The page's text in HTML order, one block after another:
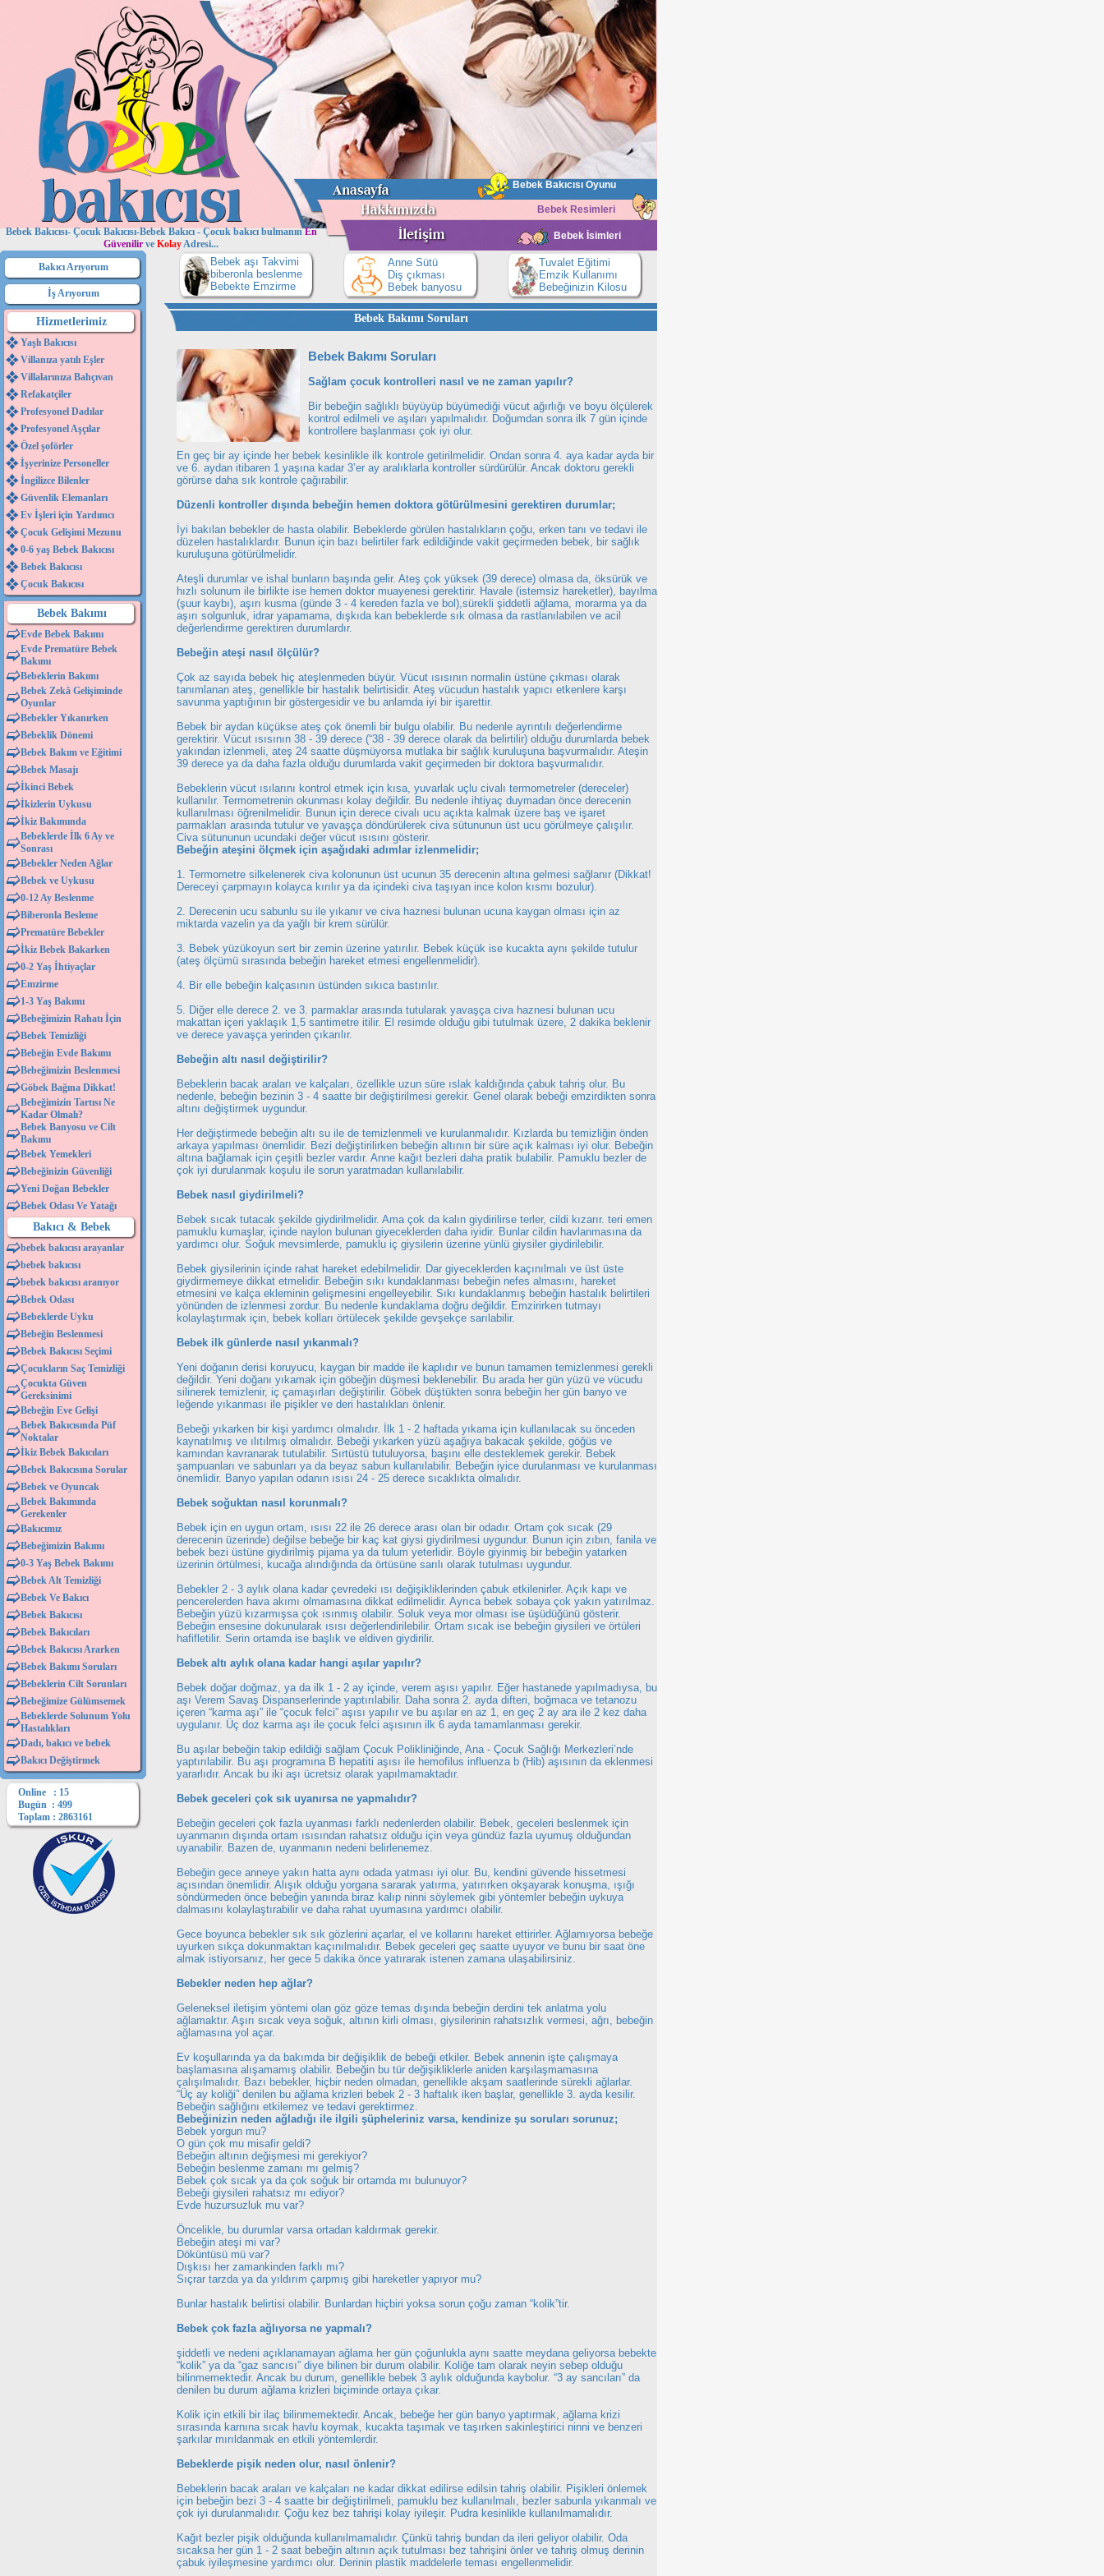
Bebek Bakıcısı Oyunu
Bebek Resimleri
Bebek Bakıcısı- Çocuk Bakıcısı-Bebek Bakıcı - Çocuk bakıcı bulmanınEn
Güvenilir ve KolayAdresi...
Bebek İsimleri
Bakıcı Arıyorum
İş Arıyorum
Hizmetlerimiz
Yaşlı Bakıcısı
Villanıza yatılı Eşler
Villalarınıza Bahçıvan
Refakatçiler
Profesyonel Dadılar
Profesyonel Aşçılar
Özel şoförler
İşyerinize Personeller
İngilizce Bilenler
Güvenlik Elemanları
Ev İşleri için Yardımcı
Çocuk Gelişimi Mezunu
0-6 yaş Bebek Bakıcısı
Bebek Bakıcısı
Çocuk Bakıcısı
Bebek Bakımı
Evde Bebek Bakımı
Evde Prematüre Bebek
Bakımı
Bebeklerin Bakımı
Bebek Zekâ Gelişiminde
Oyunlar
Bebekler Yıkanırken
Bebeklik Dönemi
Bebek Bakım ve Eğitimi
Bebek Masajı
İkinci Bebek
İkizlerin Uykusu
İkiz Bakımında
Bebeklerde İlk 6 Ay ve
Sonrası
Bebekler Neden Ağlar
Bebek ve Uykusu
0-12 Ay Beslenme
Biberonla Besleme
Prematüre Bebekler
İkiz Bebek Bakarken
0-2 Yaş İhtiyaçlar
Emzirme
1-3 Yaş Bakımı
Bebeğimizin Rahatı İçin
Bebek Temizliği
Bebeğin Evde Bakımı
Bebeğimizin Beslenmesi
Göbek Bağına Dikkat!
Bebeğimizin Tartısı Ne
Kadar Olmalı?
Bebek Banyosu ve Cilt
Bakımı
Bebek Yemekleri
Bebeğinizin Güvenliği
Yeni Doğan Bebekler
Bebek Odası Ve Yatağı
Bakıcı & Bebek
bebek bakıcısı arayanlar
bebek bakıcısı
bebek bakıcısı aranıyor
Bebek Odası
Bebeklerde Uyku
Bebeğin Beslenmesi
Bebek Bakıcısı Seçimi
Çocukların Saç Temizliği
Çocukta Güven
Gereksinimi
Bebeğin Eve Gelişi
Bebek Bakıcısında Püf
Noktalar
İkiz Bebek Bakıcıları
Bebek Bakıcısına Sorular
Bebek ve Oyuncak
Bebek Bakımında
Gerekenler
Bakıcımız
Bebeğimizin Bakımı
0-3 Yaş Bebek Bakımı
Bebek Alt Temizliği
Bebek Ve Bakıcı
Bebek Bakıcısı
Bebek Bakıcıları
Bebek Bakıcısı Ararken
Bebek Bakımı Soruları
Bebeklerin Cilt Sorunları
Bebeğimize Gülümsemek
Bebeklerde Solunum Yolu
Hastalıkları
Dadı, bakıcı ve bebek
Bakıcı Değiştirmek
Online : 15
Bugün : 499
Toplam : 2863161
Bebek aşı Takvimi
biberonla beslenme
Bebekte Emzirme
Anne Sütü
Diş çıkması
Bebek banyosu
Tuvalet Eğitimi
Emzik Kullanımı
Bebeğinizin Kilosu
Bebek Bakımı Soruları
Bebek Bakımı Soruları
Sağlam çocuk kontrolleri nasıl ve ne zaman yapılır?
Bir bebeğin sağlıklı büyüyüp büyümediği vücut ağırlığı ve boyu ölçülerek
kontrol edilmeli ve aşıları yapılmalıdır. Doğumdan sonra ilk 7 gün içinde
kontrollere başlanması çok iyi olur.
En geç bir ay içinde her bebek kesinlikle ilk kontrole getirilmelidir. Ondan sonra 4. aya kadar ayda bir
ve 6. aydan itibaren 1 yaşına kadar 3’er ay aralıklarla kontroller sürdürülür. Ancak doktoru gerekli
görürse daha sık kontrole çağırabilir.
Düzenli kontroller dışında bebeğin hemen doktora götürülmesini gerektiren durumlar;
İyi bakılan bebekler de hasta olabilir. Bebeklerde görülen hastalıkların çoğu, erken tanı ve tedavi ile
düzelen hastalıklardır. Bunun için bazı belirtiler fark edildiğinde vakit geçirmeden bebek, bir sağlık
kuruluşuna götürülmelidir.
Ateşli durumlar ve ishal bunların başında gelir. Ateş çok yüksek (39 derece) olmasa da, öksürük ve
hızlı solunum ile birlikte ise hemen doktor muayenesi gerektirir. Havale (istemsiz hareketler), bayılma
(şuur kaybı), aşırı kusma (günde 3 - 4 kereden fazla ve bol),sürekli şiddetli ağlama, morarma ya da
aşırı solgunluk, idrar yapamama, dışkıda kan bebeklerde sık olmasa da rastlanılabilen ve acil
değerlendirme gerektiren durumlardır.
Bebeğin ateşi nasıl ölçülür?
Çok az sayıda bebek hiç ateşlenmeden büyür. Vücut ısısının normalin üstüne çıkması olarak
tanımlanan ateş, genellikle bir hastalık belirtisidir. Ateş vücudun hastalık yapıcı etkenlere karşı
savunma yaptığının bir göstergesidir ve bu anlamda iyi bir işarettir.
Bebek bir aydan küçükse ateş çok önemli bir bulgu olabilir. Bu nedenle ayrıntılı değerlendirme
gerektirir. Vücut ısısının 38 - 39 derece (“38 - 39 derece olarak da belirtilir) olduğu durumlarda bebek
yakından izlenmeli, ateş 24 saatte düşmüyorsa mutlaka bir sağlık kuruluşuna başvurmalıdır. Ateşin
39 derece ya da daha fazla olduğu durumlarda vakit geçirmeden bir doktora başvurmalıdır.
Bebeklerin vücut ısılarını kontrol etmek için kısa, yuvarlak uçlu civalı termometreler (dereceler)
kullanılır. Termometrenin okunması kolay değildir. Bu nedenle ihtiyaç duymadan önce derecenin
kullanılması öğrenilmelidir. Bunun için derece civalı ucu açıkta kalmak üzere baş ve işaret
parmakları arasında tutulur ve yavaşça döndürülerek civa sütununun üst ucu görülmeye çalışılır.
Civa sütununun ucundaki değer vücut ısısını gösterir.
Bebeğin ateşini ölçmek için aşağıdaki adımlar izlenmelidir;
1. Termometre silkelenerek civa kolonunun üst ucunun 35 derecenin altına gelmesi sağlanır (Dikkat!
Dereceyi çarpmayın kolayca kırılır ya da içindeki civa taşıyan ince kolon kısmı bozulur).
2. Derecenin ucu sabunlu su ile yıkanır ve civa haznesi bulunan ucuna kaygan olması için az
miktarda vazelin ya da yağlı bir krem sürülür.
3. Bebek yüzükoyun sert bir zemin üzerine yatırılır. Bebek küçük ise kucakta aynı şekilde tutulur
(ateş ölçümü sırasında bebeğin hareket etmesi engellenmelidir).
4. Bir elle bebeğin kalçasının üstünden sıkıca bastırılır.
5. Diğer elle derece 2. ve 3. parmaklar arasında tutularak yavaşça civa haznesi bulunan ucu
makattan içeri yaklaşık 1,5 santimetre itilir. El resimde olduğu gibi tutulmak üzere, 2 dakika beklenir
ve derece yavaşça yerinden çıkarılır.
Bebeğin altı nasıl değiştirilir?
Bebeklerin bacak araları ve kalçaları, özellikle uzun süre ıslak kaldığında çabuk tahriş olur. Bu
nedenle, bebeğin bezinin 3 - 4 saatte bir değiştirilmesi gerekir. Genel olarak bebeği emzirdikten sonra
altını değiştirmek uygundur.
Her değiştirmede bebeğin altı su ile de temizlenmeli ve kurulanmalıdır. Kızlarda bu temizliğin önden
arkaya yapılması önemlidir. Bezi değiştirilirken bebeğin altının bir süre açık kalması iyi olur. Bebeğin
altına bağlamak için çeşitli bezler vardır. Anne kağıt bezleri daha pratik bulabilir. Pamuklu bezler de
çok iyi durulanmak koşulu ile sorun yaratmadan kullanılabilir.
Bebek nasıl giydirilmeli?
Bebek sıcak tutacak şekilde giydirilmelidir. Ama çok da kalın giydirilirse terler, cildi kızarır. teri emen
pamuklu kumaşlar, içinde naylon bulunan giyeceklerden daha iyidir. Bunlar cildin havlanmasına da
yardımcı olur. Soğuk mevsimlerde, pamuklu iç giysilerin üzerine yünlü giysiler giydirilebilir.
Bebek giysilerinin içinde rahat hareket edebilmelidir. Dar giyeceklerden kaçınılmalı ve üst üste
giydirmemeye dikkat etmelidir. Bebeğin sıkı kundaklanması bebeğin nefes almasını, hareket
etmesini ve kalça ekleminin gelişmesini engelleyebilir. Sıkı kundaklanmış bebeğin hastalık belirtileri
yönünden de izlenmesi zordur. Bu nedenle kundaklama doğru değildir. Emzirirken tutmayı
kolaylaştırmak için, bebek kolları örtülecek şekilde gevşekçe sarılabilir.
Bebek ilk günlerde nasıl yıkanmalı?
Yeni doğanın derisi koruyucu, kaygan bir madde ile kaplıdır ve bunun tamamen temizlenmesi gerekli
değildir. Yeni doğanı yıkamak için göbeğin düşmesi beklenebilir. Bu arada her gün yüzü ve vücudu
silinerek temizlenir, iç çamaşırları değiştirilir. Göbek düştükten sonra bebeğin her gün banyo ve
leğende yıkanması ile pişikler ve deri hastalıkları önlenir.
Bebeği yıkarken bir kişi yardımcı olmalıdır. İlk 1 - 2 haftada yıkama için kullanılacak su önceden
kaynatılmış ve ılıtılmış olmalıdır. Bebeği yıkarken yüzü aşağıya bakacak şekilde, göğüs ve
karnından kavranarak tutulabilir. Sırtüstü tutuluyorsa, başını elle desteklemek gerekir. Bebek
şampuanları ve sabunları ya da beyaz sabun kullanılabilir. Bebeğin iyice durulanması ve kurulanması
önemlidir. Banyo yapılan odanın ısısı 24 - 25 derece sıcaklıkta olmalıdır.
Bebek soğuktan nasıl korunmalı?
Bebek için en uygun ortam, ısısı 22 ile 26 derece arası olan bir odadır. Ortam çok sıcak (29
derecenin üzerinde) değilse bebeğe bir kaç kat giysi giydirilmesi uygundur. Bunun için zıbın, fanila ve
bebek bezi üstüne giydirilmiş pijama ya da tulum yeterlidir. Böyle giyinmiş bir bebeğin yatarken
üzerinin örtülmesi, kucağa alındığında da örtüsüne sarılı olarak tutulması uygundur.
Bebekler 2 - 3 aylık olana kadar çevredeki ısı değişikliklerinden çabuk etkilenirler. Açık kapı ve
pencerelerden hava akımı olmamasına dikkat edilmelidir. Ayrıca bebek sobaya çok yakın yatırılmaz.
Bebeğin yüzü kızarmışsa çok ısınmış olabilir. Soluk veya mor olması ise üşüdüğünü gösterir.
Bebeğin ensesine dokunularak ısısı değerlendirilebilir. Ortam sıcak ise bebeğin giysileri ve örtüleri
hafifletilir. Serin ortamda ise başlık ve eldiven giydirilir.
Bebek altı aylık olana kadar hangi aşılar yapılır?
Bebek doğar doğmaz, ya da ilk 1 - 2 ay içinde, verem aşısı yapılır. Eğer hastanede yapılmadıysa, bu
aşı Verem Savaş Dispanserlerinde yaptırılabilir. Daha sonra 2. ayda difteri, boğmaca ve tetanozu
içeren “karma aşı” ile “çocuk felci” aşısı yapılır ve bu aşılar en az 1, en geç 2 ay ara ile 2 kez daha
uygulanır. Üç doz karma aşı ile çocuk felci aşısının ilk 6 ayda tamamlanması gerekir.
Bu aşılar bebeğin takip edildiği sağlam Çocuk Polikliniğinde, Ana - Çocuk Sağlığı Merkezleri’nde
yaptırılabilir. Bu aşı programına B hepatiti aşısı ile hemofilus influenza b (Hib) aşısının da eklenmesi
yararlıdır. Ancak bu iki aşı ücretsiz olarak yapılmamaktadır.
Bebek geceleri çok sık uyanırsa ne yapmalıdır?
Bebeğin geceleri çok fazla uyanması farklı nedenlerden olabilir. Bebek, geceleri beslenmek için
uyanmanın dışında ortam ısısından rahatsız olduğu için veya gündüz fazla uyumuş olduğundan
uyanabilir. Bazen de, uyanmanın nedeni belirlenemez.
Bebeğin gece anneye yakın hatta aynı odada yatması iyi olur. Bu, kendini güvende hissetmesi
açısından önemlidir. Alışık olduğu yorgana sararak yatırma, yatırırken okşayarak konuşma, ışığı
söndürmeden önce bebeğin yanında biraz kalıp ninni söylemek gibi yöntemler bebeğin uykuya
dalmasını kolaylaştırabilir ve daha rahat uyumasına yardımcı olabilir.
Gece boyunca bebekler sık sık gözlerini açarlar, el ve kollarını hareket ettirirler. Ağlamıyorsa bebeğe
uyurken sıkça dokunmaktan kaçınılmalıdır. Bebek geceleri geç saatte uyuyor ve bunu bir saat öne
almak istiyorsanız, her gece 5 dakika önce yatırarak istenen zamana ulaşabilirsiniz.
Bebekler neden hep ağlar?
Geleneksel iletişim yöntemi olan göz göze temas dışında bebeğin derdini tek anlatma yolu
ağlamaktır. Aşırı sıcak veya soğuk, altının kirli olması, giysilerinin rahatsızlık vermesi, ağrı, bebeğin
ağlamasına yol açar.
Ev koşullarında ya da bakımda bir değişiklik de bebeği etkiler. Bebek annenin işte çalışmaya
başlamasına alışamamış olabilir. Bebeğin bu tür değişikliklerle aniden karşılaşmamasına
çalışılmalıdır. Bazı bebekler, hiçbir neden olmadan, genellikle akşam saatlerinde sürekli ağlarlar.
“Üç ay koliği” denilen bu ağlama krizleri bebek 2 - 3 haftalık iken başlar, genellikle 3. ayda kesilir.
Bebeğin sağlığını etkilemez ve tedavi gerektirmez.
Bebeğinizin neden ağladığı ile ilgili şüpheleriniz varsa, kendinize şu soruları sorunuz;
Bebek yorgun mu?
O gün çok mu misafir geldi?
Bebeğin altının değişmesi mi gerekiyor?
Bebeğin beslenme zamanı mı gelmiş?
Bebek çok sıcak ya da çok soğuk bir ortamda mı bulunuyor?
Bebeği giysileri rahatsız mı ediyor?
Evde huzursuzluk mu var?
Öncelikle, bu durumlar varsa ortadan kaldırmak gerekir.
Bebeğin ateşi mi var?
Döküntüsü mü var?
Dışkısı her zamankinden farklı mı?
Sıçrar tarzda ya da yıldırım çarpmış gibi hareketler yapıyor mu?
Bunlar hastalık belirtisi olabilir. Bunlardan hiçbiri yoksa sorun çoğu zaman “kolik”tir.
Bebek çok fazla ağlıyorsa ne yapmalı?
şiddetli ve nedeni açıklanamayan ağlama her gün çoğunlukla aynı saatte meydana geliyorsa bebekte
“kolik” ya da “gaz sancısı” diye bilinen bir durum olabilir. Koliğe tam olarak neyin sebep olduğu
bilinmemektedir. Ancak bu durum, genellikle bebek 3 aylık olduğunda kaybolur. “3 ay sancıları” da
denilen bu durum ağlama krizleri biçiminde ortaya çıkar.
Kolik için etkili bir ilaç bilinmemektedir. Ancak, bebeğe her gün banyo yaptırmak, ağlama krizi
sırasında karnına sıcak havlu koymak, kucakta taşımak ve taşırken sakinleştirici ninni ve benzeri
şarkılar mırıldanmak en etkili yöntemlerdir.
Bebeklerde pişik neden olur, nasıl önlenir?
Bebeklerin bacak araları ve kalçaları ne kadar dikkat edilirse edilsin tahriş olabilir. Pişikleri önlemek
için bebeğin bezi 3 - 4 saatte bir değiştirilmeli, pamuklu bez kullanılmalı, bezler sabunla yıkanmalı ve
çok iyi durulanmalıdır. Çoğu kez bez tahrişi kolay iyileşir. Pudra kesinlikle kullanılmamalıdır.
Kağıt bezler pişik olduğunda kullanılmamalıdır. Çünkü tahriş bundan da ileri geliyor olabilir. Oda
sıcaksa her gün 1 - 2 saat bebeğin altının açık tutulması bez tahrişini önler ve tahriş olmuş derinin
çabuk iyileşmesine yardımcı olur. Derinin plastik maddelerle teması engellenmelidir.